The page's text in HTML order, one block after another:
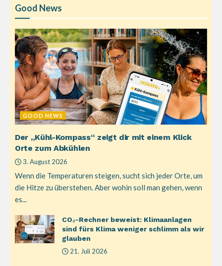
Good News
GOOD NEWS
Der „Kühl-Kompass“ zeigt dir mit einem Klick
Orte zum Abkühlen
3. August 2026
Wenn die Temperaturen steigen, sucht sich jeder Orte, um
die Hitze zu überstehen. Aber wohin soll man gehen, wenn
es...
CO₂-Rechner beweist: Klimaanlagen
sind fürs Klima weniger schlimm als wir
glauben
21. Juli 2026